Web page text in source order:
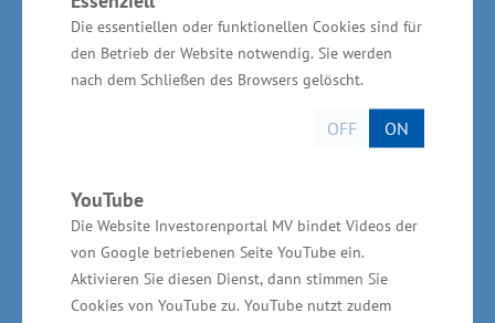
Die essentiellen oder funktionellen Cookies sind für
den Betrieb der Website notwendig. Sie werden
nach dem Schließen des Browsers gelöscht.
OFF ON
YouTube
Die Website Investorenportal MV bindet Videos der
von Google betriebenen Seite YouTube ein.
Aktivieren Sie diesen Dienst, dann stimmen Sie
Cookies von YouTube zu. YouTube nutzt zudem
oder Solarenergie hergestellt. Er ist
klimafreundlich, weil bei der Produktion und im
Fahrbetrieb kein CO₂ freigesetzt wird.
„Zudem sind die Busse sehr leise, was
Bedeutung ist“, hob Thomas Nienkerk einen
weiteren großen Vorteil hervor. „Modernstes
Design, kombiniert mit neuester Technologie
schafft sowohl für unsere Kolleginnen und